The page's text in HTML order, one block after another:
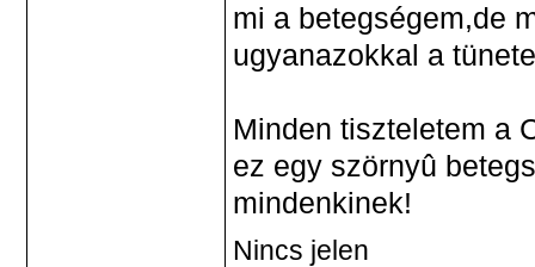
mi a betegségem,de
ugyanazokkal a
Minden tiszteletem a
ez egy szörnyû
mindenkinek!
Nincs jelen